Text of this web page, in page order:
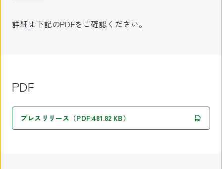
詳細は下記のPDFをご確認ください。
PDF
プレスリリース（PDF:481.82 KB）